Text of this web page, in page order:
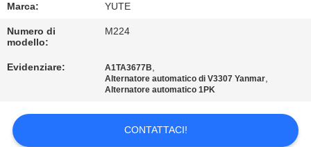
RICHIEDA
UNA
CITAZIONE
MAPPA
DEL
Marca: YUTE
Numero di
modello:
M224
Evidenziare: A1TA3677B,
Alternatore automatico di V3307 Yanmar,
Alternatore automatico 1PK
CONTATTACI!